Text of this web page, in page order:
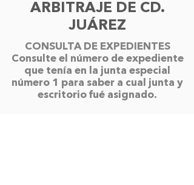
ARBITRAJE DE CD.
JUÁREZ
CONSULTA DE EXPEDIENTES
Consulte el número de expediente
que tenía en la junta especial
número 1 para saber a cual junta y
escritorio fué asignado.